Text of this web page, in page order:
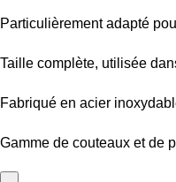
Particulièrement adapté
Taille complète, utilisée
Fabriqué en acier
Gamme de couteaux et de